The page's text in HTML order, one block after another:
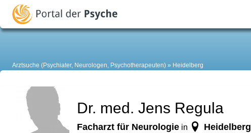
Arztsuche (Psychiater, Neurologen, Psychotherapeuten) Heidelberg
Dr. med. Jens Regula
Facharzt für Neurologie in Heidelberg